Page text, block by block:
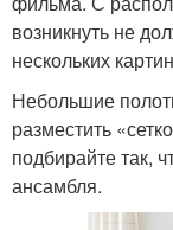
возникнуть не
нескольких
Небольшие
разместить
подбирайте так,
ансамбля.